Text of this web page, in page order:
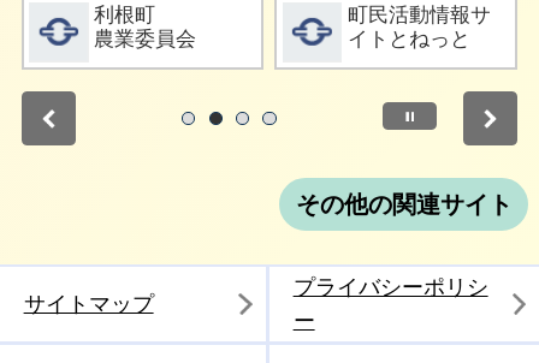
詳細をみる
利根町
農業委員会
詳細をみる
町民活動情報サ
イトとねっと
停止
その他の関連サイト
サイトマップ
プライバシーポリシ
ー